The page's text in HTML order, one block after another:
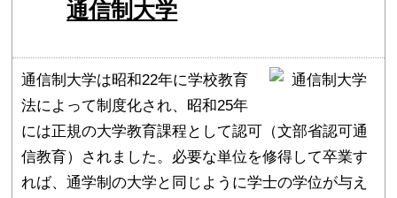
通信制大学
通信制大学は昭和22年に学校教育
法によって制度化され、昭和25年
には正規の大学教育課程として認可（文部省認可通
信教育）されました。必要な単位を修得して卒業す
れば、通学制の大学と同じように学士の学位が与え